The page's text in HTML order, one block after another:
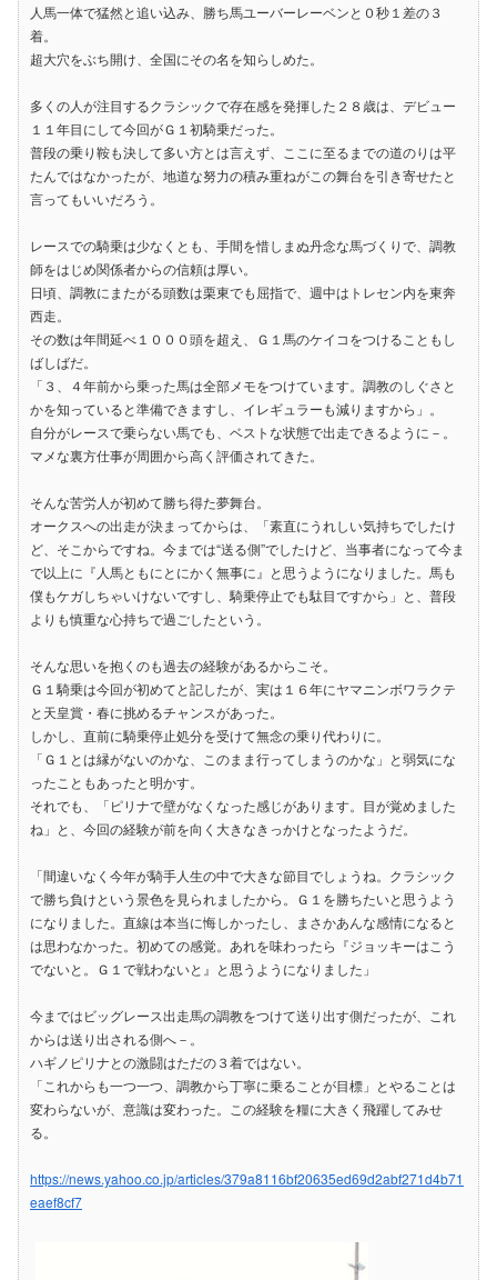
人馬一体で猛然と追い込み、勝ち馬ユーバーレーベンと０秒１差の３
着。
超大穴をぶち開け、全国にその名を知らしめた。
多くの人が注目するクラシックで存在感を発揮した２８歳は、デビュー
１１年目にして今回がＧ１初騎乗だった。
普段の乗り鞍も決して多い方とは言えず、ここに至るまでの道のりは平
たんではなかったが、地道な努力の積み重ねがこの舞台を引き寄せたと
言ってもいいだろう。
レースでの騎乗は少なくとも、手間を惜しまぬ丹念な馬づくりで、調教
師をはじめ関係者からの信頼は厚い。
日頃、調教にまたがる頭数は栗東でも屈指で、週中はトレセン内を東奔
西走。
その数は年間延べ１０００頭を超え、Ｇ１馬のケイコをつけることもし
ばしばだ。
「３、４年前から乗った馬は全部メモをつけています。調教のしぐさと
かを知っていると準備できますし、イレギュラーも減りますから」。
自分がレースで乗らない馬でも、ベストな状態で出走できるように－。
マメな裏方仕事が周囲から高く評価されてきた。
そんな苦労人が初めて勝ち得た夢舞台。
オークスへの出走が決まってからは、「素直にうれしい気持ちでしたけ
ど、そこからですね。今までは“送る側”でしたけど、当事者になって今ま
で以上に『人馬ともにとにかく無事に』と思うようになりました。馬も
僕もケガしちゃいけないですし、騎乗停止でも駄目ですから」と、普段
よりも慎重な心持ちで過ごしたという。
そんな思いを抱くのも過去の経験があるからこそ。
Ｇ１騎乗は今回が初めてと記したが、実は１６年にヤマニンボワラクテ
と天皇賞・春に挑めるチャンスがあった。
しかし、直前に騎乗停止処分を受けて無念の乗り代わりに。
「Ｇ１とは縁がないのかな、このまま行ってしまうのかな」と弱気にな
ったこともあったと明かす。
それでも、「ピリナで壁がなくなった感じがあります。目が覚めました
ね」と、今回の経験が前を向く大きなきっかけとなったようだ。
「間違いなく今年が騎手人生の中で大きな節目でしょうね。クラシック
で勝ち負けという景色を見られましたから。Ｇ１を勝ちたいと思うよう
になりました。直線は本当に悔しかったし、まさかあんな感情になると
は思わなかった。初めての感覚。あれを味わったら『ジョッキーはこう
でないと。Ｇ１で戦わないと』と思うようになりました」
今まではビッグレース出走馬の調教をつけて送り出す側だったが、これ
からは送り出される側へ－。
ハギノピリナとの激闘はただの３着ではない。
「これからも一つ一つ、調教から丁寧に乗ることが目標」とやることは
変わらないが、意識は変わった。この経験を糧に大きく飛躍してみせ
る。
https://news.yahoo.co.jp/articles/379a8116bf20635ed69d2abf271d4b71
eaef8cf7